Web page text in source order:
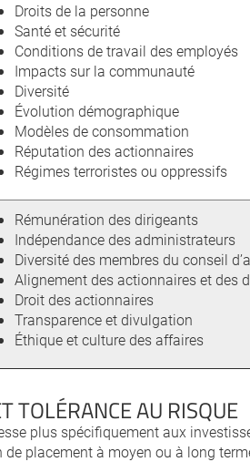
Droits de la personne
Santé et sécurité
Conditions de travail des employés
Impacts sur la communauté
Diversité
Évolution démographique
Modèles de consommation
Réputation des actionnaires
Régimes terroristes ou oppressifs
Rémunération des dirigeants
Indépendance des administrateurs
Diversité des membres du conseil
Alignement des actionnaires et des
Droit des actionnaires
Transparence et divulgation
Éthique et culture des affaires
TOLÉRANCE AU RISQUE
plus spécifiquement aux
placement à moyen ou à long